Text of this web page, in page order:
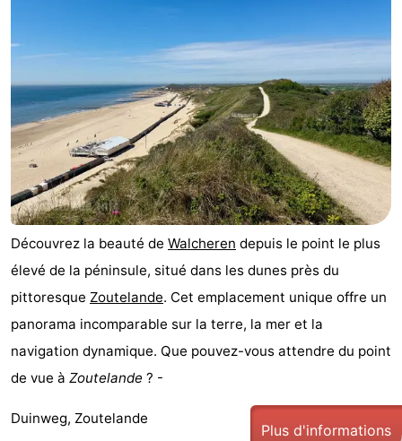
Découvrez la beauté de Walcheren depuis le point le plus
élevé de la péninsule, situé dans les dunes près du
pittoresque Zoutelande. Cet emplacement unique offre un
panorama incomparable sur la terre, la mer et la
navigation dynamique. Que pouvez-vous attendre du point
de vue à Zoutelande ? -
Duinweg, Zoutelande
Plus d'informations